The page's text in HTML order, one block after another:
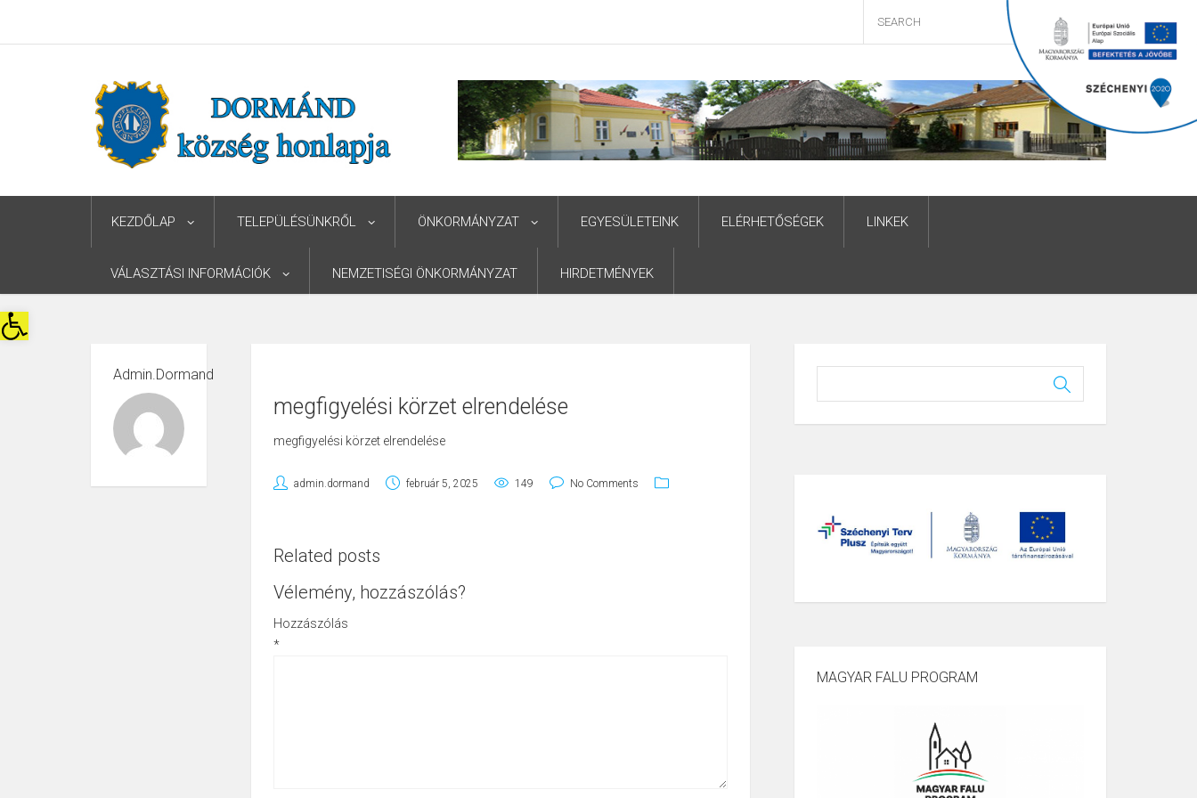
Eszköztár megnyitása
KEZDŐLAP TELEPÜLÉSÜNKRŐL ÖNKORMÁNYZAT EGYESÜLETEINK ELÉRHETŐSÉGEK LINKEK
VÁLASZTÁSI INFORMÁCIÓK NEMZETISÉGI ÖNKORMÁNYZAT HIRDETMÉNYEK
Admin.dormand
megfigyelési körzet elrendelése
megfigyelési körzet elrendelése
admin.dormand február 5, 2025 149 No Comments
Related posts
Vélemény, hozzászólás?
Hozzászólás
*
MAGYAR FALU PROGRAM